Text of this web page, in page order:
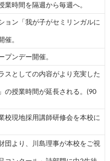
業時間を隔週から毎週へ。
ョン「我が子がセミリンガルに
。
プンデー開催。
スとしての内容がより充実した
の授業時間が延長される。(90
校現地採用講師研修会を本校に
団より、川島理事が本校をご視